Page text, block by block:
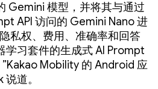
Gemini 模型，并将其与通过
API 访问的 Gemini Nano 进
私权、费用、准确率和回答
学习套件的生成式 AI Prompt
Mobility 的 Android 应
道。